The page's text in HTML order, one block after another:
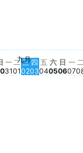
data
questa data
perperper
24 disponibile
25 disponibile
星期一, 八月 31
Nessun prezzo
一
31
星期二, 九月 01
Nessun
九月
二
01
星期三, 九月
Nessun
三
02
星期四, 九
Nessun
四
03
星期五,
Nessun
五
04
六
05
日
06
星
一
07